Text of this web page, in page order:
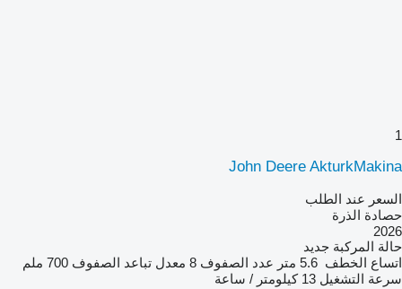
1
John Deere AkturkMakina
السعر عند الطلب
حصادة الذرة
2026
حالة المركبة جديد
اتساع الخطف 5.6 متر عدد الصفوف 8 معدل تباعد الصفوف 700 ملم
سرعة التشغيل 13 كيلومتر / ساعة